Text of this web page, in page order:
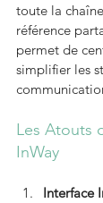
toute la
référence
permet de
simplifier les
Les Atouts
InWay
Interface